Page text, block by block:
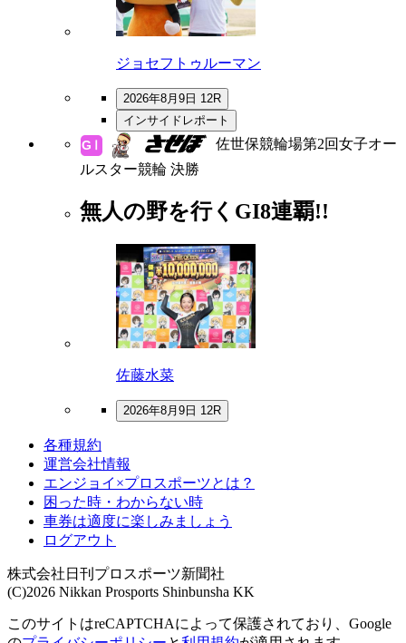
ジョセフトゥルーマン
2026年8月9日 12R
インサイドレポート
佐世保競輪場第2回女子オー
ルスター競輪 決勝
無人の野を行くGI8連覇!!
佐藤水菜
2026年8月9日 12R
各種規約
運営会社情報
エンジョイ×プロスポーツとは？
困った時・わからない時
車券は適度に楽しみましょう
ログアウト
株式会社日刊プロスポーツ新聞社
(C)2026 Nikkan Prosports Shinbunsha KK
このサイトはreCAPTCHAによって保護されており、Google